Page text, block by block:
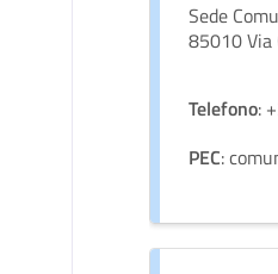
Sede
85010 Via
Telefono:
PEC: